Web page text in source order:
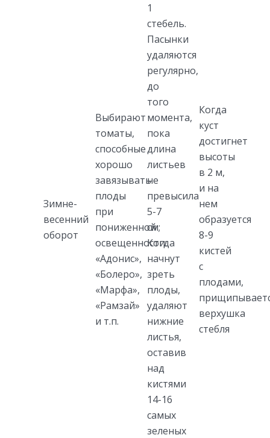
Зимне-
весенний
оборот
Выбирают
томаты,
способные
хорошо
завязывать
плоды
при
пониженной
освещенности:
«Адонис»,
«Болеро»,
«Марфа»,
«Рамзай»
и т.п.
1
стебель.
Пасынки
удаляются
регулярно,
до
того
момента,
пока
длина
листьев
не
превысила
5-7
см;
Когда
начнут
зреть
плоды,
удаляют
нижние
листья,
оставив
над
кистями
14-16
самых
зеленых
Когда
куст
достигнет
высоты
в 2 м,
и на
нем
образуется
8-9
кистей
с
плодами,
верхушка
стебля